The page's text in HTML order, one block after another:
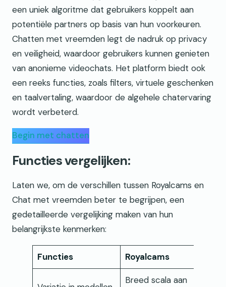
een uniek algoritme dat gebruikers koppelt aan
potentiële partners op basis van hun voorkeuren.
Chatten met vreemden legt de nadruk op privacy
en veiligheid, waardoor gebruikers kunnen genieten
van anonieme videochats. Het platform biedt ook
een reeks functies, zoals filters, virtuele geschenken
en taalvertaling, waardoor de algehele chatervaring
wordt verbeterd.
Begin met chatten
Functies vergelijken:
Laten we, om de verschillen tussen Royalcams en
Chat met vreemden beter te begrijpen, een
gedetailleerde vergelijking maken van hun
belangrijkste kenmerken:
Functies Royalcams
Breed scala aan